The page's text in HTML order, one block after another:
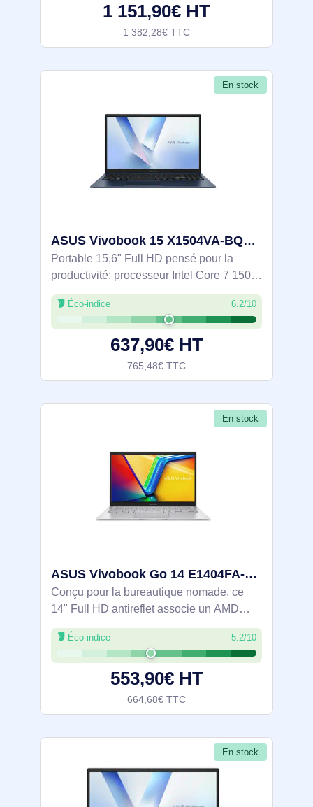
1 151,90€ HT
1 382,28€ TTC
En stock
ASUS Vivobook 15 X1504VA-BQ3803W Intel Core 7 150U Ordinateur portable 39,6 cm (15.6") Full HD 16 Go - 90NB13Y1-M01C80
Portable 15,6" Full HD pensé pour la
productivité: processeur Intel Core 7 150U
(jusqu’à 5,4 GHz), 16 Go DDR4 et SSD
PCIe 4.0 de 512 Go pour des lancements
rapides. Châssis 1,7 kg testé
MIL‑STD‑810H,
Éco-indice 6.2/10
637,90€ HT
765,48€ TTC
En stock
ASUS Vivobook Go 14 E1404FA-DICEB961W AMD Ryzen™ 5 40 Ordinateur portable 35,6 cm (14") Full HD 16 G - 90NB0ZS1-M01KN0
Conçu pour la bureautique nomade, ce
14" Full HD antireflet associe un AMD
Ryzen 5, 16 Go LPDDR5 et un SSD
NVMe 512 Go pour une utilisation fluide. À
1,38 kg, il offre Wi-Fi 6E, Bluetooth 5.3,
Éco-indice 5.2/10
553,90€ HT
664,68€ TTC
En stock